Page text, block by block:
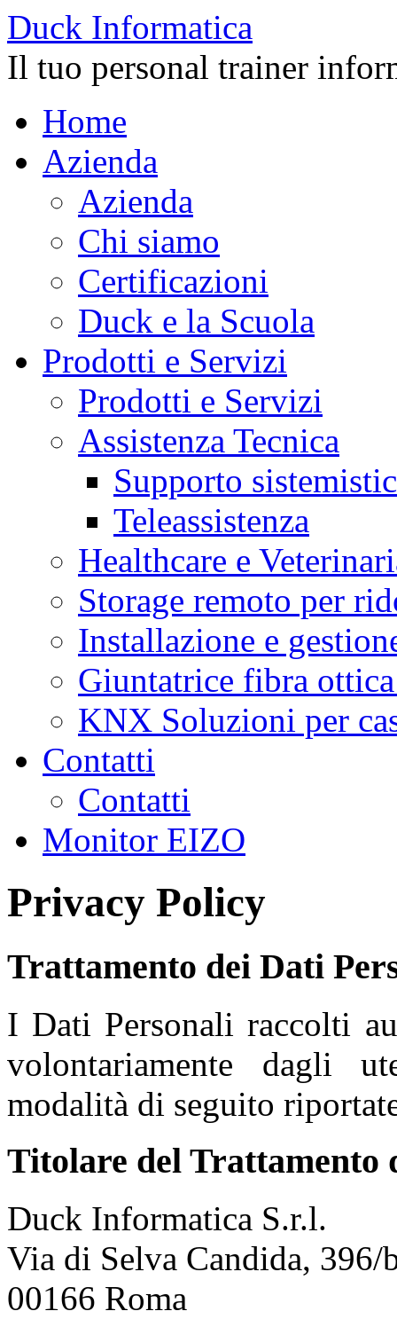
Duck Informatica
Il tuo personal trainer
Home
Azienda
Azienda
Chi siamo
Certificazioni
Duck e la Scuola
Prodotti e Servizi
Prodotti e Servizi
Assistenza Tecnica
Supporto
Teleassistenza
Healthcare e
Storage remoto per
Installazione e
Giuntatrice fibra
KNX Soluzioni per
Contatti
Contatti
Monitor EIZO
Privacy Policy
Trattamento dei Dati
I Dati Personali raccolti
volontariamente dagli
modalità di seguito
Titolare del Trattamento
Duck Informatica S.r.l.
Via di Selva Candida, 396/
00166 Roma